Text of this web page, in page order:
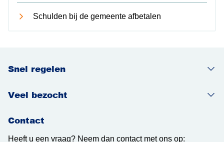
Schulden bij de gemeente afbetalen
Snel regelen
Veel bezocht
Contact
Heeft u een vraag? Neem dan contact met ons op: